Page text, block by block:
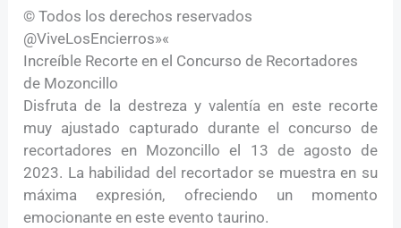
© Todos los derechos reservados
@ViveLosEncierros»«
Increíble Recorte en el Concurso de Recortadores
de Mozoncillo
Disfruta de la destreza y valentía en este recorte
muy ajustado capturado durante el concurso de
recortadores en Mozoncillo el 13 de agosto de
2023. La habilidad del recortador se muestra en su
máxima expresión, ofreciendo un momento
emocionante en este evento taurino.